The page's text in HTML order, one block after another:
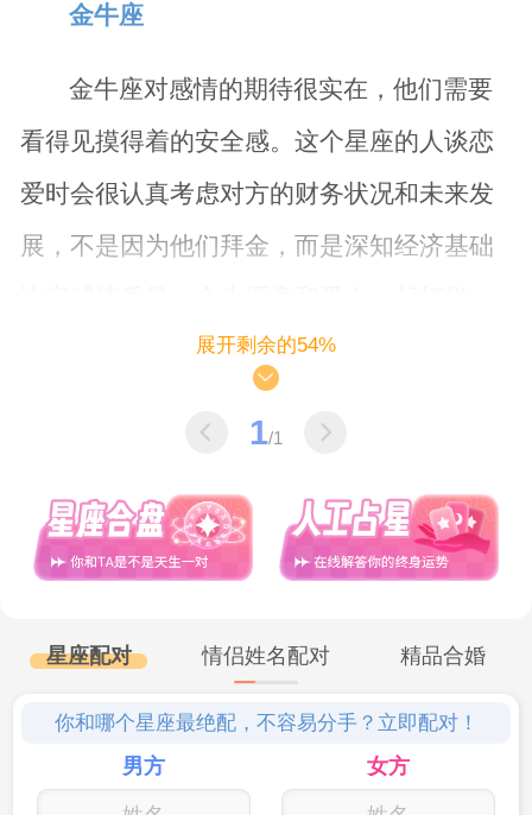
金牛座
金牛座对感情的期待很实在，他们需要
看得见摸得着的安全感。这个星座的人谈恋
爱时会很认真考虑对方的财务状况和未来发
展，不是因为他们拜金，而是深知经济基础
但无法接受朝不保夕的爱情。他们表达爱意
处女座
们会被浪漫打动，但更看重对方是否靠谱。
这个星座擅长规划未来，会认真评估感情的
发展前景。处女座不介意和爱人一起奋斗，
展开剩余的54%
1/1
星座配对 情侣姓名配对 精品合婚
你和哪个星座最绝配，不容易分手？立即配对！
男方 女方